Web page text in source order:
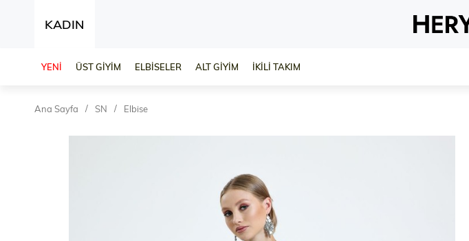
KADIN
YENİ ÜST GİYİM ELBİSELER ALT GİYİM İKİLİ TAKIM
Ana Sayfa SN Elbise